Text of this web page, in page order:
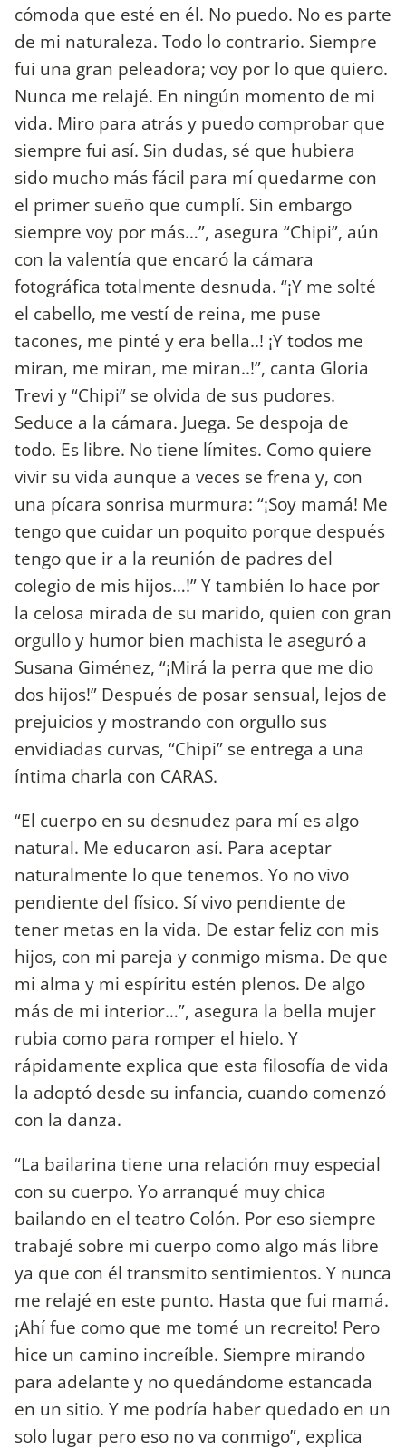
cómoda que esté en él. No puedo. No es parte
de mi naturaleza. Todo lo contrario. Siempre
fui una gran peleadora; voy por lo que quiero.
Nunca me relajé. En ningún momento de mi
vida. Miro para atrás y puedo comprobar que
siempre fui así. Sin dudas, sé que hubiera
sido mucho más fácil para mí quedarme con
el primer sueño que cumplí. Sin embargo
siempre voy por más…”, asegura “Chipi”, aún
con la valentía que encaró la cámara
fotográfica totalmente desnuda. “¡Y me solté
el cabello, me vestí de reina, me puse
tacones, me pinté y era bella..! ¡Y todos me
miran, me miran, me miran..!”, canta Gloria
Trevi y “Chipi” se olvida de sus pudores.
Seduce a la cámara. Juega. Se despoja de
todo. Es libre. No tiene límites. Como quiere
vivir su vida aunque a veces se frena y, con
una pícara sonrisa murmura: “¡Soy mamá! Me
tengo que cuidar un poquito porque después
tengo que ir a la reunión de padres del
colegio de mis hijos…!” Y también lo hace por
la celosa mirada de su marido, quien con gran
orgullo y humor bien machista le aseguró a
Susana Giménez, “¡Mirá la perra que me dio
dos hijos!” Después de posar sensual, lejos de
prejuicios y mostrando con orgullo sus
envidiadas curvas, “Chipi” se entrega a una
íntima charla con CARAS.
“El cuerpo en su desnudez para mí es algo
natural. Me educaron así. Para aceptar
naturalmente lo que tenemos. Yo no vivo
pendiente del físico. Sí vivo pendiente de
tener metas en la vida. De estar feliz con mis
hijos, con mi pareja y conmigo misma. De que
mi alma y mi espíritu estén plenos. De algo
más de mi interior…”, asegura la bella mujer
rubia como para romper el hielo. Y
rápidamente explica que esta filosofía de vida
la adoptó desde su infancia, cuando comenzó
con la danza.
“La bailarina tiene una relación muy especial
con su cuerpo. Yo arranqué muy chica
bailando en el teatro Colón. Por eso siempre
trabajé sobre mi cuerpo como algo más libre
ya que con él transmito sentimientos. Y nunca
me relajé en este punto. Hasta que fui mamá.
¡Ahí fue como que me tomé un recreito! Pero
hice un camino increíble. Siempre mirando
para adelante y no quedándome estancada
en un sitio. Y me podría haber quedado en un
solo lugar pero eso no va conmigo”, explica